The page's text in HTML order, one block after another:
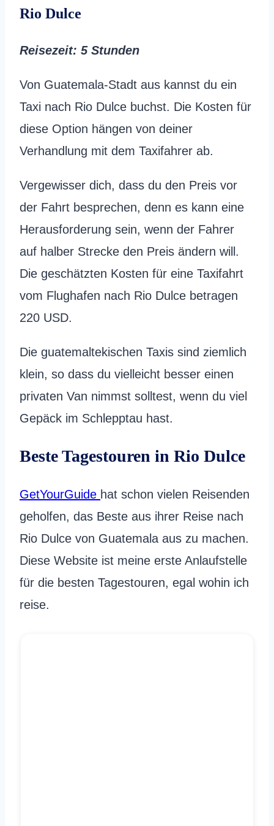
Rio Dulce
Reisezeit: 5 Stunden
Von Guatemala-Stadt aus kannst du ein
Taxi nach Rio Dulce buchst. Die Kosten für
diese Option hängen von deiner
Verhandlung mit dem Taxifahrer ab.
Vergewisser dich, dass du den Preis vor
der Fahrt besprechen, denn es kann eine
Herausforderung sein, wenn der Fahrer
auf halber Strecke den Preis ändern will.
Die geschätzten Kosten für eine Taxifahrt
vom Flughafen nach Rio Dulce betragen
220 USD.
Die guatemaltekischen Taxis sind ziemlich
klein, so dass du vielleicht besser einen
privaten Van nimmst solltest, wenn du viel
Gepäck im Schlepptau hast.
Beste Tagestouren in Rio Dulce
GetYourGuide hat schon vielen Reisenden
geholfen, das Beste aus ihrer Reise nach
Rio Dulce von Guatemala aus zu machen.
Diese Website ist meine erste Anlaufstelle
für die besten Tagestouren, egal wohin ich
reise.